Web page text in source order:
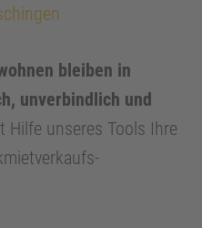
bleiben in
unverbindlich und
Hilfe unseres Tools Ihre